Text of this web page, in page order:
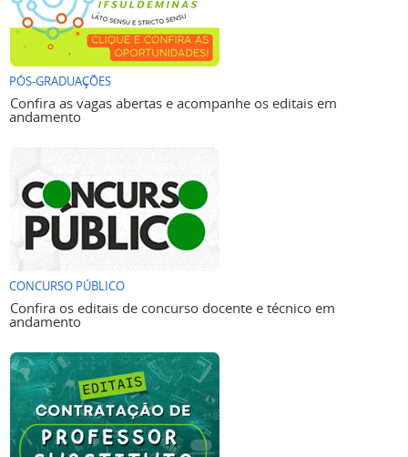
PÓS-GRADUAÇÕES
Confira as vagas abertas e acompanhe os editais em
andamento
CONCURSO PÚBLICO
Confira os editais de concurso docente e técnico em
andamento